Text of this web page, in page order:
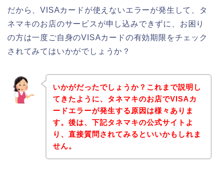
だから、VISAカードが使えないエラーが発生して、タ
ネマキのお店のサービスが申し込みできずに、お困り
の方は一度ご自身のVISAカードの有効期限をチェック
されてみてはいかがでしょうか？
いかがだったでしょうか？これまで説明し
てきたように、タネマキのお店でVISAカ
ードエラーが発生する原因は様々ありま
す。後は、下記タネマキの公式サイトよ
り、直接質問されてみるといいかもしれま
せん。